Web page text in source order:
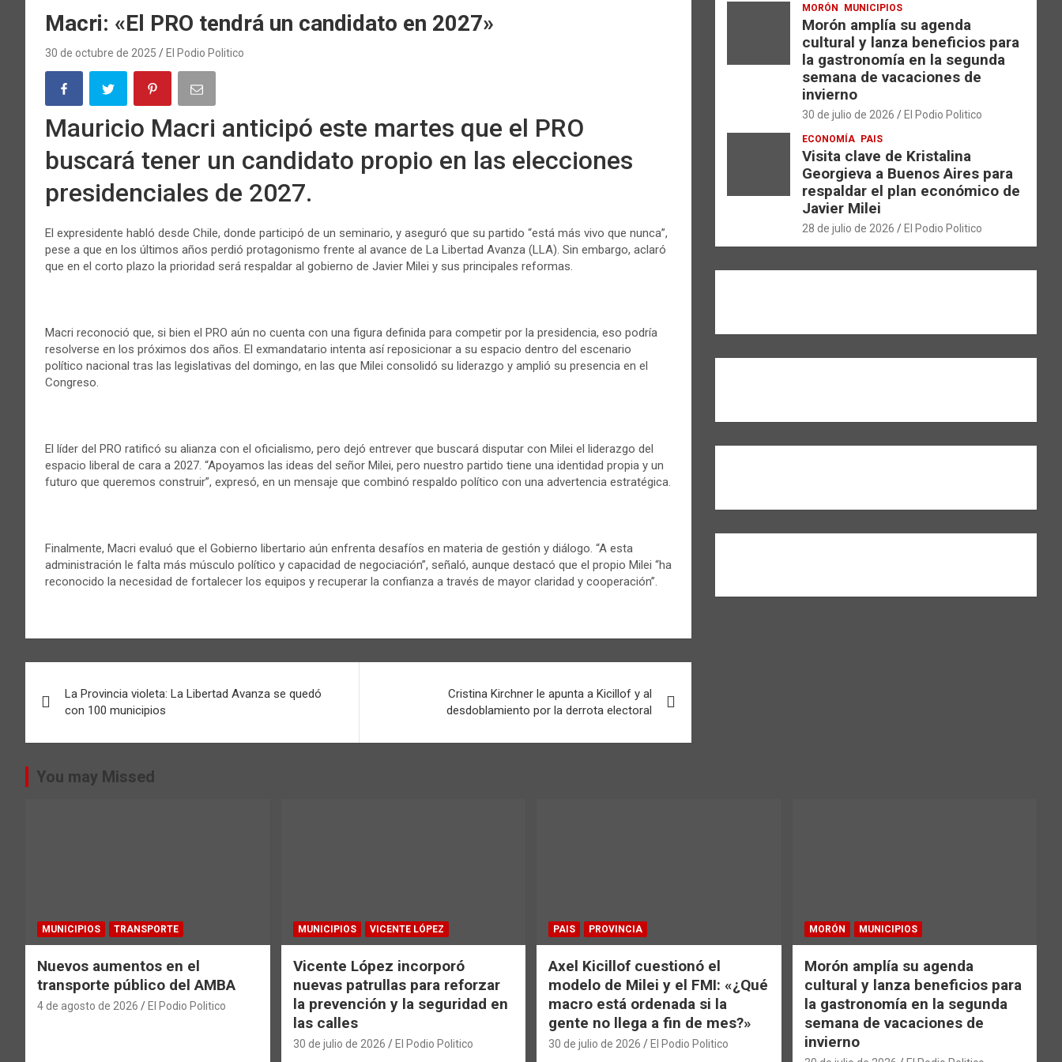
Macri: «El PRO tendrá un candidato en 2027»
30 de octubre de 2025 El Podio Politico
Mauricio Macri anticipó este martes que el PRO
buscará tener un candidato propio en las elecciones
presidenciales de 2027.
El expresidente habló desde Chile, donde participó de un seminario, y aseguró que su partido “está más vivo que nunca”,
pese a que en los últimos años perdió protagonismo frente al avance de La Libertad Avanza (LLA). Sin embargo, aclaró
que en el corto plazo la prioridad será respaldar al gobierno de Javier Milei y sus principales reformas.
Macri reconoció que, si bien el PRO aún no cuenta con una figura definida para competir por la presidencia, eso podría
resolverse en los próximos dos años. El exmandatario intenta así reposicionar a su espacio dentro del escenario
político nacional tras las legislativas del domingo, en las que Milei consolidó su liderazgo y amplió su presencia en el
Congreso.
El líder del PRO ratificó su alianza con el oficialismo, pero dejó entrever que buscará disputar con Milei el liderazgo del
espacio liberal de cara a 2027. “Apoyamos las ideas del señor Milei, pero nuestro partido tiene una identidad propia y un
futuro que queremos construir”, expresó, en un mensaje que combinó respaldo político con una advertencia estratégica.
Finalmente, Macri evaluó que el Gobierno libertario aún enfrenta desafíos en materia de gestión y diálogo. “A esta
administración le falta más músculo político y capacidad de negociación”, señaló, aunque destacó que el propio Milei “ha
reconocido la necesidad de fortalecer los equipos y recuperar la confianza a través de mayor claridad y cooperación”.
de
entradas
La Provincia violeta: La Libertad Avanza se quedó
con 100 municipios
Cristina Kirchner le apunta a Kicillof y al
desdoblamiento por la derrota electoral
MORÓN MUNICIPIOS
Morón amplía su agenda
cultural y lanza beneficios para
la gastronomía en la segunda
semana de vacaciones de
invierno
30 de julio de 2026 El Podio Politico
ECONOMÍA PAIS
Visita clave de Kristalina
Georgieva a Buenos Aires para
respaldar el plan económico de
Javier Milei
28 de julio de 2026 El Podio Politico
You may Missed
MUNICIPIOS TRANSPORTE
Nuevos aumentos en el
transporte público del AMBA
4 de agosto de 2026 El Podio Politico
MUNICIPIOS VICENTE LÓPEZ
Vicente López incorporó
nuevas patrullas para reforzar
la prevención y la seguridad en
las calles
30 de julio de 2026 El Podio Politico
PAIS PROVINCIA
Axel Kicillof cuestionó el
modelo de Milei y el FMI: «¿Qué
macro está ordenada si la
gente no llega a fin de mes?»
30 de julio de 2026 El Podio Politico
MORÓN MUNICIPIOS
Morón amplía su agenda
cultural y lanza beneficios para
la gastronomía en la segunda
semana de vacaciones de
invierno